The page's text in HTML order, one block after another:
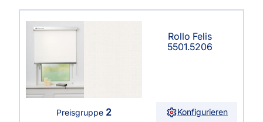
Rollo Felis
5501.5206
Preisgruppe 2 Konfigurieren